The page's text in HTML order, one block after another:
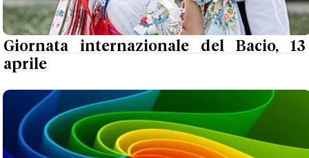
Giornata internazionale del Bacio, 13
aprile